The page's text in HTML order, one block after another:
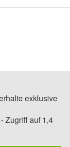
exklusive
Zugriff auf 1,4